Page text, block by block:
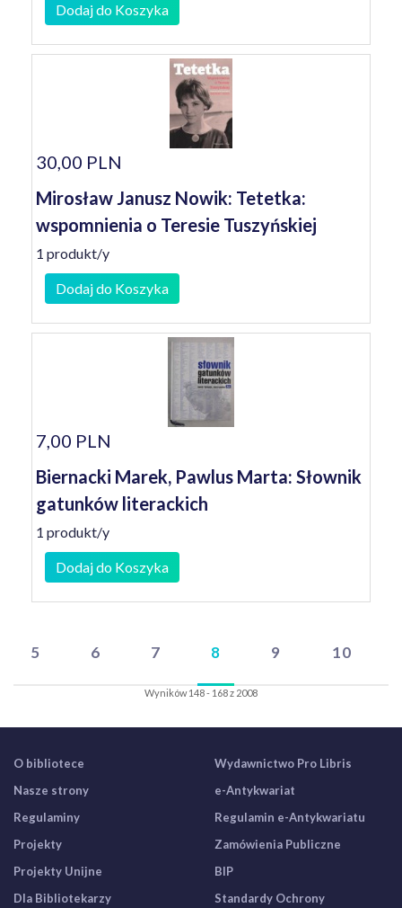
Dodaj do Koszyka
30,00 PLN
Mirosław Janusz Nowik: Tetetka:
wspomnienia o Teresie Tuszyńskiej
1 produkt/y
Dodaj do Koszyka
7,00 PLN
Biernacki Marek, Pawlus Marta: Słownik
gatunków literackich
1 produkt/y
Dodaj do Koszyka
5 6 7 8 9 10
Wyników 148 - 168 z 2008
O bibliotece
Nasze strony
Regulaminy
Projekty
Projekty Unijne
Dla Bibliotekarzy
Wydawnictwo Pro Libris
e-Antykwariat
Regulamin e-Antykwariatu
Zamówienia Publiczne
BIP
Standardy Ochrony